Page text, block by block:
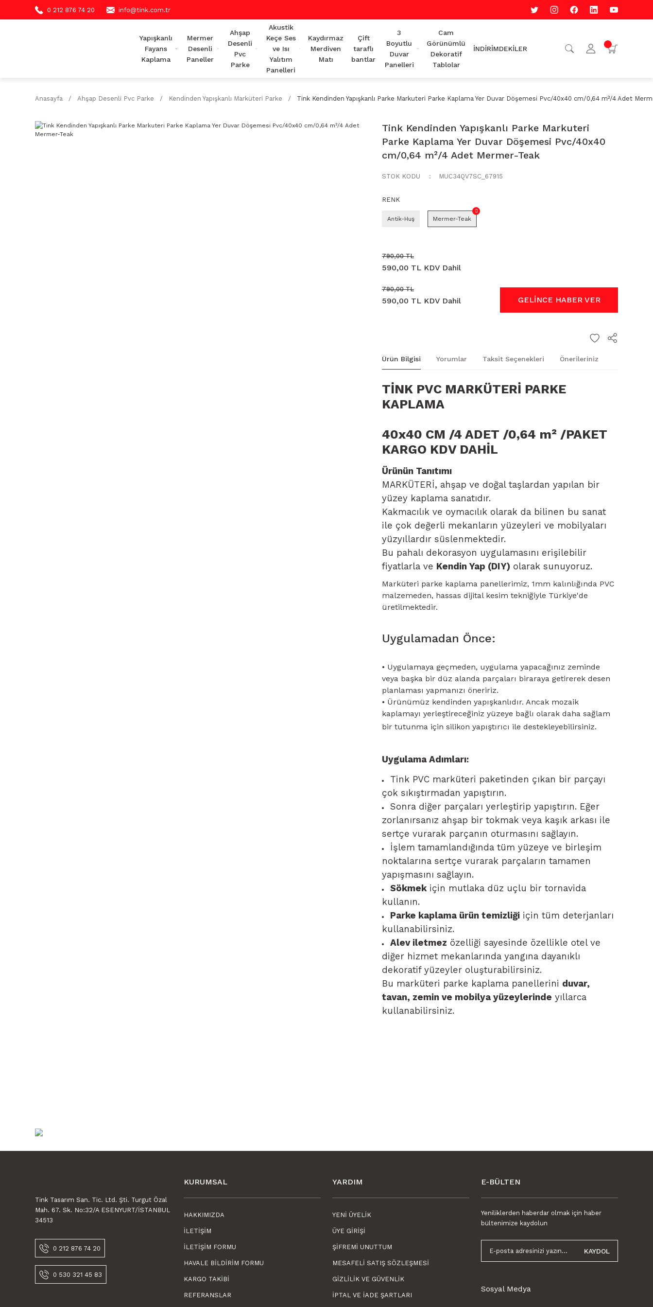
0 212 876 74 20 info@tink.com.tr
Yapışkanlı
Fayans
Kaplama
Mermer
Desenli
Paneller
Ahşap
Desenli
Pvc
Parke
Akustik
Keçe Ses
ve Isı
Yalıtım
Panelleri
Kaydırmaz
Merdiven
Matı
Çift
taraflı
bantlar
3
Boyutlu
Duvar
Panelleri
Cam
Görünümlü
Dekoratif
Tablolar
İNDİRİMDEKİLER
Anasayfa Ahşap Desenli Pvc Parke Kendinden Yapışkanlı Marküteri Parke Tink Kendinden Yapışkanlı Parke Markuteri Parke Kaplama Yer Duvar Döşemesi Pvc/40x40 cm/0,64 m²/4 Adet
Tink Kendinden Yapışkanlı Parke Markuteri
Parke Kaplama Yer Duvar Döşemesi Pvc/40x40
cm/0,64 m²/4 Adet Mermer-Teak
STOK KODU MUC34QV7SC_67915
RENK
Antik-Huş Mermer-Teak
790,00 TL
590,00 TL KDV Dahil
790,00 TL
590,00 TL KDV Dahil GELİNCE HABER VER
Ürün Bilgisi Yorumlar Taksit Seçenekleri Önerileriniz
TİNK PVC MARKÜTERİ PARKE
KAPLAMA
40x40 CM /4 ADET /0,64 m² /PAKET
KARGO KDV DAHİL
Ürünün Tanıtımı
MARKÜTERİ, ahşap ve doğal taşlardan yapılan bir
yüzey kaplama sanatıdır.
Kakmacılık ve oymacılık olarak da bilinen bu sanat
ile çok değerli mekanların yüzeyleri ve mobilyaları
yüzyıllardır süslenmektedir.
Bu pahalı dekorasyon uygulamasını erişilebilir
fiyatlarla ve Kendin Yap (DIY) olarak sunuyoruz.
Marküteri parke kaplama panellerimiz, 1mm kalınlığında PVC
malzemeden, hassas dijital kesim tekniğiyle Türkiye'de
üretilmektedir.
Uygulamadan Önce:
• Uygulamaya geçmeden, uygulama yapacağınız zeminde
veya başka bir düz alanda parçaları biraraya getirerek desen
planlaması yapmanızı öneririz.
• Ürünümüz kendinden yapışkanlıdır. Ancak mozaik
kaplamayı yerleştireceğiniz yüzeye bağlı olarak daha sağlam
bir tutunma için silikon yapıştırıcı ile destekleyebilirsiniz.
Uygulama Adımları:
Tink PVC marküteri paketinden çıkan bir parçayı
çok sıkıştırmadan yapıştırın.
Sonra diğer parçaları yerleştirip yapıştırın. Eğer
zorlanırsanız ahşap bir tokmak veya kaşık arkası ile
sertçe vurarak parçanın oturmasını sağlayın.
İşlem tamamlandığında tüm yüzeye ve birleşim
noktalarına sertçe vurarak parçaların tamamen
yapışmasını sağlayın.
Sökmekiçin mutlaka düz uçlu bir tornavida
kullanın.
Parke kaplama ürün temizliği için tüm deterjanları
kullanabilirsiniz.
Alev iletmez özelliği sayesinde özellikle otel ve
diğer hizmet mekanlarında yangına dayanıklı
dekoratif yüzeyler oluşturabilirsiniz.
Bu marküteri parke kaplama panellerini duvar,
tavan, zemin ve mobilya yüzeylerinde yıllarca
kullanabilirsiniz.
Gönder
Tink Tasarım San. Tic. Ltd. Şti. Turgut Özal
Mah. 67. Sk. No:32/A ESENYURT/İSTANBUL
34513
0 212 876 74 20
0 530 321 45 83
KURUMSAL
HAKKIMIZDA
İLETIŞIM
İLETIŞIM FORMU
HAVALE BILDIRIM FORMU
KARGO TAKIBI
REFERANSLAR
YARDIM
YENI ÜYELIK
ÜYE GIRIŞI
ŞIFREMI UNUTTUM
MESAFELI SATIŞ SÖZLEŞMESI
GIZLILIK VE GÜVENLIK
İPTAL VE İADE ŞARTLARI
E-BÜLTEN
Yeniliklerden haberdar olmak için haber
bültenimize kaydolun
KAYDOL
Sosyal Medya